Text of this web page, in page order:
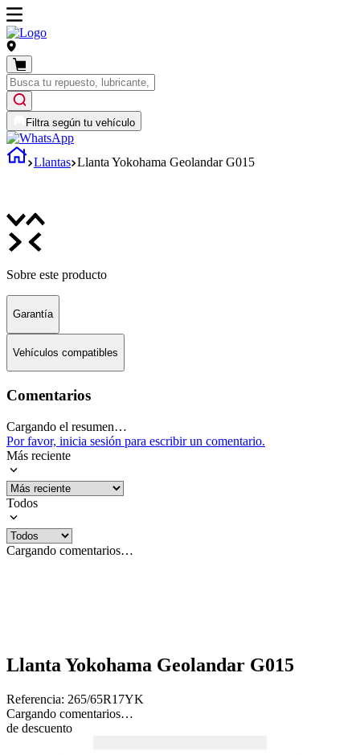
Filtra según tu vehículo
Llantas Llanta Yokohama Geolandar G015
Sobre este producto
Garantía
Vehículos compatibles
Comentarios
Cargando el resumen…
Por favor, inicia sesión para escribir un comentario.
Más reciente
Todos
Cargando comentarios…
Llanta Yokohama Geolandar G015
Referencia: 265/65R17YK
Cargando comentarios…
de descuento